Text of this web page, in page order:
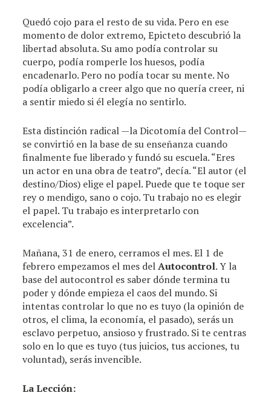
Quedó cojo para el resto de su vida. Pero en ese
momento de dolor extremo, Epicteto descubrió la
libertad absoluta. Su amo podía controlar su
cuerpo, podía romperle los huesos, podía
encadenarlo. Pero no podía tocar su mente. No
podía obligarlo a creer algo que no quería creer, ni
a sentir miedo si él elegía no sentirlo.
Esta distinción radical —la Dicotomía del Control—
se convirtió en la base de su enseñanza cuando
finalmente fue liberado y fundó su escuela. “Eres
un actor en una obra de teatro”, decía. “El autor (el
destino/Dios) elige el papel. Puede que te toque ser
rey o mendigo, sano o cojo. Tu trabajo no es elegir
el papel. Tu trabajo es interpretarlo con
excelencia”.
Mañana, 31 de enero, cerramos el mes. El 1 de
febrero empezamos el mes delAutocontrol. Y la
base del autocontrol es saber dónde termina tu
poder y dónde empieza el caos del mundo. Si
intentas controlar lo que no es tuyo (la opinión de
otros, el clima, la economía, el pasado), serás un
esclavo perpetuo, ansioso y frustrado. Si te centras
solo en lo que es tuyo (tus juicios, tus acciones, tu
voluntad), serás invencible.
La Lección: